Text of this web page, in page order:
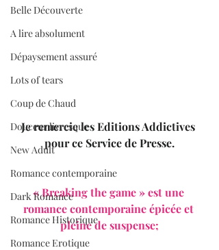
Belle Découverte
A lire absolument
Dépaysement assuré
Lots of tears
Coup de Chaud
Douceur livresque
New Adult
Romance contemporaine
Dark Romance
Romance Historique
Romance Erotique
Je remercie les Editions Addictives
pour ce Service de Presse.
« Breaking the game » est une
romance contemporaine épicée et
pleine de suspense;